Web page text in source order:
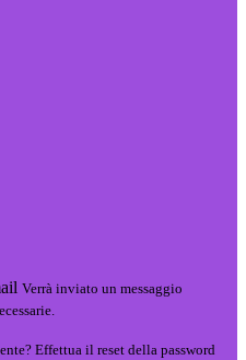
Verrà inviato un messaggio
Effettua il reset della password